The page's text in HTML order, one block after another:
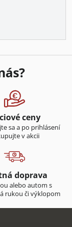
ceny
sa a po prihlásení
v akcii
doprava
alebo autom s
rukou či výklopom